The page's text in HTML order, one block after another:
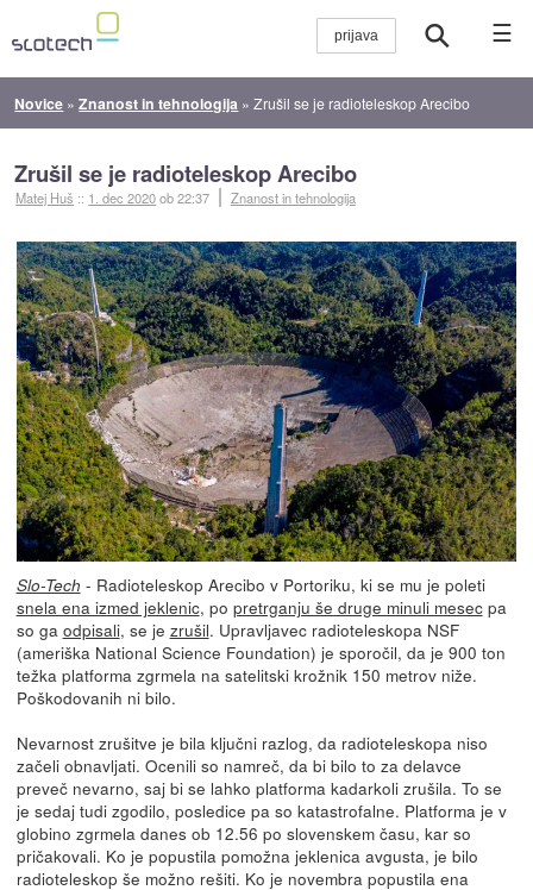
☰
Novice »Znanost in tehnologija »Zrušil se je radioteleskop Arecibo
Zrušil se je radioteleskop Arecibo
Matej Huš :: 1. dec 2020ob 22:37 Znanost in tehnologija
Slo-Tech - Radioteleskop Arecibo v Portoriku, ki se mu je poleti
snela ena izmed jeklenic, po pretrganju še druge minuli mesecpa
so ga odpisali, se je zrušil. Upravljavec radioteleskopa NSF
(ameriška National Science Foundation) je sporočil, da je 900 ton
težka platforma zgrmela na satelitski krožnik 150 metrov niže.
Poškodovanih ni bilo.
Nevarnost zrušitve je bila ključni razlog, da radioteleskopa niso
začeli obnavljati. Ocenili so namreč, da bi bilo to za delavce
preveč nevarno, saj bi se lahko platforma kadarkoli zrušila. To se
je sedaj tudi zgodilo, posledice pa so katastrofalne. Platforma je v
globino zgrmela danes ob 12.56 po slovenskem času, kar so
pričakovali. Ko je popustila pomožna jeklenica avgusta, je bilo
radioteleskop še možno rešiti. Ko je novembra popustila ena